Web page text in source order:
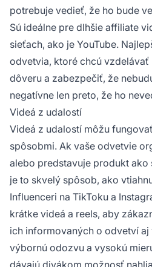
potrebuje vedieť, že ho bude
Sú ideálne pre dlhšie affiliate
sieťach, ako je YouTube.
odvetvia, ktoré chcú
dôveru a zabezpečiť, že
negatívne len preto, že ho
Videá z udalostí
Videá z udalostí môžu
spôsobmi. Ak vaše odvetvie
alebo predstavuje produkt ako
je to skvelý spôsob, ako
Influenceri na TikToku a
krátke videá a reels, aby
ich informovaných o odvetví
výbornú odozvu a vysokú
dávajú divákom možnosť